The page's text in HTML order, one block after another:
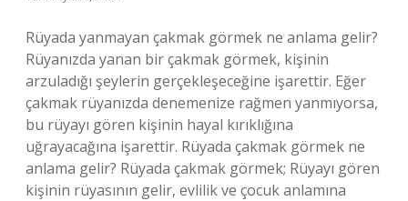
Rüyada yanmayan çakmak görmek ne anlama gelir?
Rüyanızda yanan bir çakmak görmek, kişinin
arzuladığı şeylerin gerçekleşeceğine işarettir. Eğer
çakmak rüyanızda denemenize rağmen yanmıyorsa,
bu rüyayı gören kişinin hayal kırıklığına
uğrayacağına işarettir. Rüyada çakmak görmek ne
anlama gelir? Rüyada çakmak görmek; Rüyayı gören
kişinin rüyasının gelir, evlilik ve çocuk anlamına